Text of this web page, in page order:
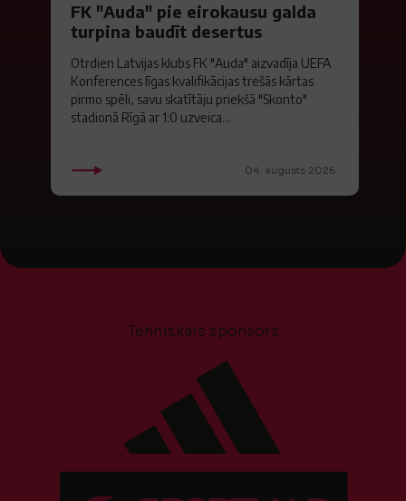
FK "Auda" pie eirokausu galda
turpina baudīt desertus
Otrdien Latvijas klubs FK "Auda" aizvadīja UEFA
Konferences līgas kvalifikācijas trešās kārtas
pirmo spēli, savu skatītāju priekšā "Skonto"
stadionā Rīgā ar 1:0 uzveica...
04. augusts 2026.
Tehniskais sponsors